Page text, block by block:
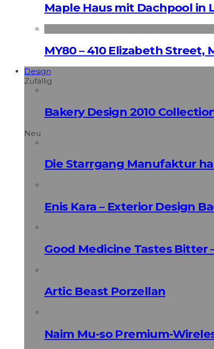
Maple Haus mit Dachpool in
MY80 – 410 Elizabeth Street,
Design
Zufällig
Bakery Design 2010
Neu
Die Starrgang Manufaktur
Enis Kara – Exterior Design
Good Medicine Tastes Bitter
Artic Beast Porzellan
Naim Mu-so Premium-